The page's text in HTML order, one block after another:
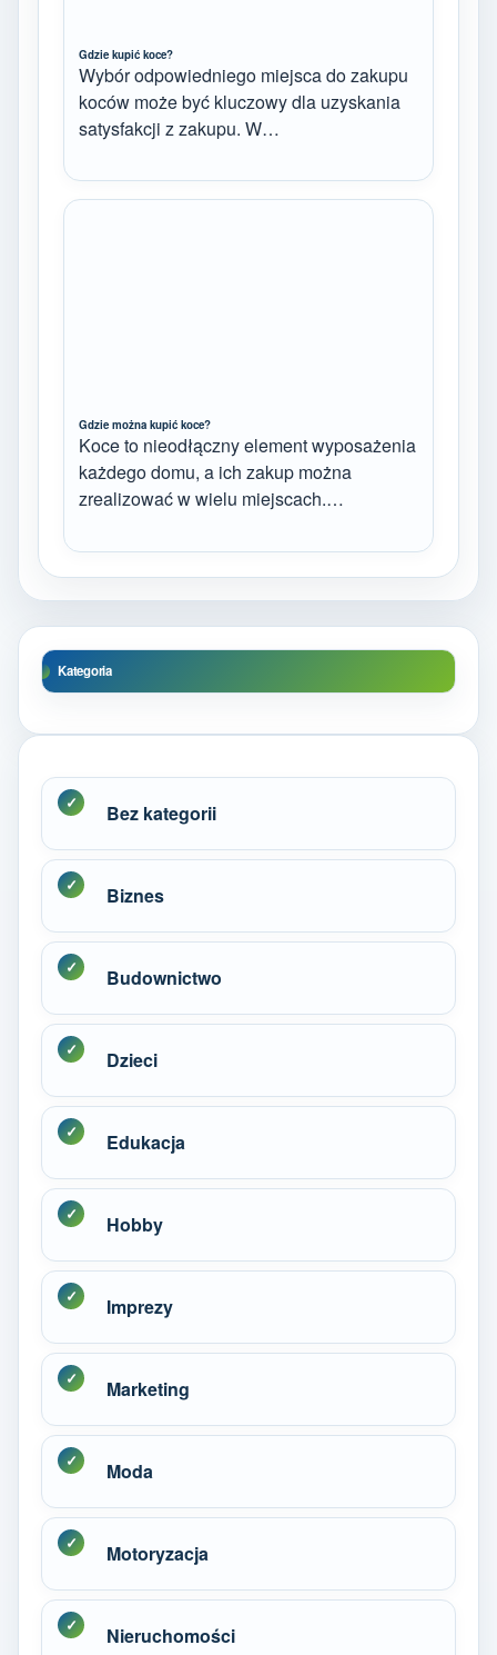
Gdzie kupić koce?
Wybór odpowiedniego miejsca do zakupu
koców może być kluczowy dla uzyskania
satysfakcji z zakupu. W…
Gdzie można kupić koce?
Koce to nieodłączny element wyposażenia
każdego domu, a ich zakup można
zrealizować w wielu miejscach.…
Kategoria
Bez kategorii
Biznes
Budownictwo
Dzieci
Edukacja
Hobby
Imprezy
Marketing
Moda
Motoryzacja
Nieruchomości